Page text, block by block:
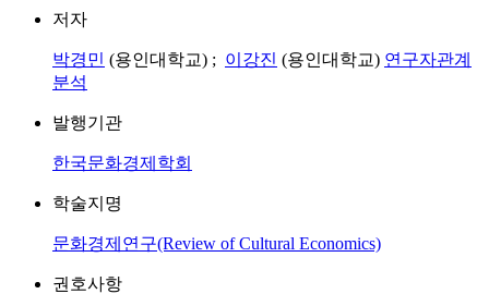
저자
박경민 (용인대학교) ; 이강진 (용인대학교) 연구자관계
분석
발행기관
한국문화경제학회
학술지명
문화경제연구(Review of Cultural Economics)
권호사항